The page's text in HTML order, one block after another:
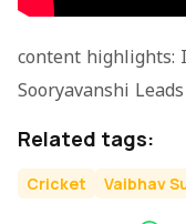
content highlights:
Sooryavanshi
Related tags:
Cricket Vaibhav